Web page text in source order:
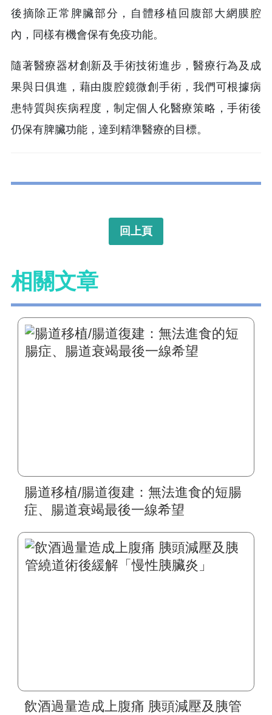
後摘除正常脾臟部分，自體移植回腹部大網膜腔
內，同樣有機會保有免疫功能。
隨著醫療器材創新及手術技術進步，醫療行為及成
果與日俱進，藉由腹腔鏡微創手術，我們可根據病
患特質與疾病程度，制定個人化醫療策略，手術後
仍保有脾臟功能，達到精準醫療的目標。
回上頁
相關文章
腸道移植/腸道復建：無法進食的短腸
症、腸道衰竭最後一線希望
飲酒過量造成上腹痛 胰頭減壓及胰管